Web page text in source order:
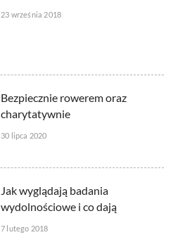
23 września 2018
Bezpiecznie rowerem oraz
charytatywnie
30 lipca 2020
Jak wyglądają badania
wydolnościowe i co dają
7 lutego 2018